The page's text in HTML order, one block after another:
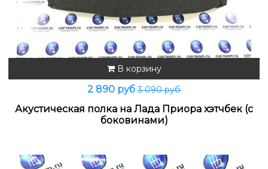
В корзину
2 890 руб3 090 руб
Акустическая полка на Лада Приора хэтчбек (с
боковинами)